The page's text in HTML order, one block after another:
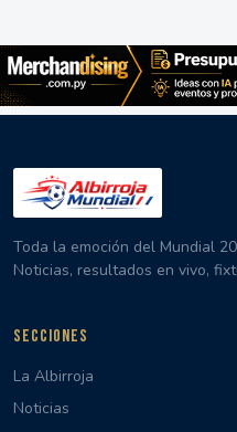
Toda la emoción del Mundial
Noticias, resultados en vivo,
SECCIONES
La Albirroja
Noticias